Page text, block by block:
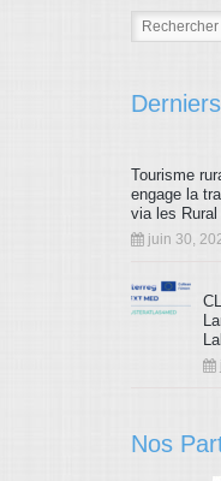
67 68
85 86
91 92
104
Tourisme
engage la
via les
juin 30,
Nos